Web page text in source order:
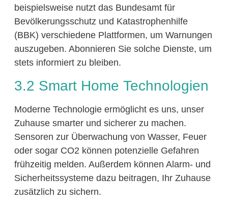
beispielsweise nutzt das Bundesamt für
Bevölkerungsschutz und Katastrophenhilfe
(BBK) verschiedene Plattformen, um Warnungen
auszugeben. Abonnieren Sie solche Dienste, um
stets informiert zu bleiben.
3.2 Smart Home Technologien
Moderne Technologie ermöglicht es uns, unser
Zuhause smarter und sicherer zu machen.
Sensoren zur Überwachung von Wasser, Feuer
oder sogar CO2 können potenzielle Gefahren
frühzeitig melden. Außerdem können Alarm- und
Sicherheitssysteme dazu beitragen, Ihr Zuhause
zusätzlich zu sichern.